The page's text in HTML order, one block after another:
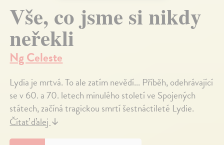
Vše, co jsme si nikdy
neřekli
Ng Celeste
Lydia je mrtvá. To ale zatím nevědí... Příběh, odehrávající
se v 60. a 70. letech minulého století ve Spojených
státech, začíná tragickou smrtí šestnáctileté Lydie.
Čítať ďalej↓